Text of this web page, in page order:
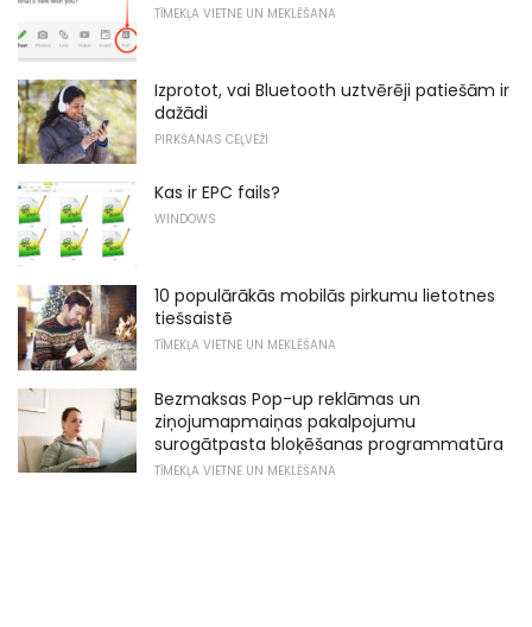
TĪMEKĻA VIETNE UN MEKLĒŠANA
Izprotot, vai Bluetooth uztvērēji patiešām ir
dažādi
PIRKŠANAS CEĻVEŽI
Kas ir EPC fails?
WINDOWS
10 populārākās mobilās pirkumu lietotnes
tiešsaistē
TĪMEKĻA VIETNE UN MEKLĒŠANA
Bezmaksas Pop-up reklāmas un
ziņojumapmaiņas pakalpojumu
surogātpasta bloķēšanas programmatūra
TĪMEKĻA VIETNE UN MEKLĒŠANA